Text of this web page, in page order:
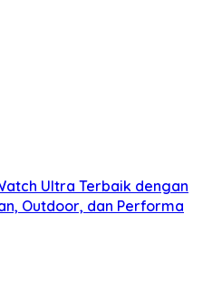
Ultra Terbaik dengan
Outdoor, dan Performa